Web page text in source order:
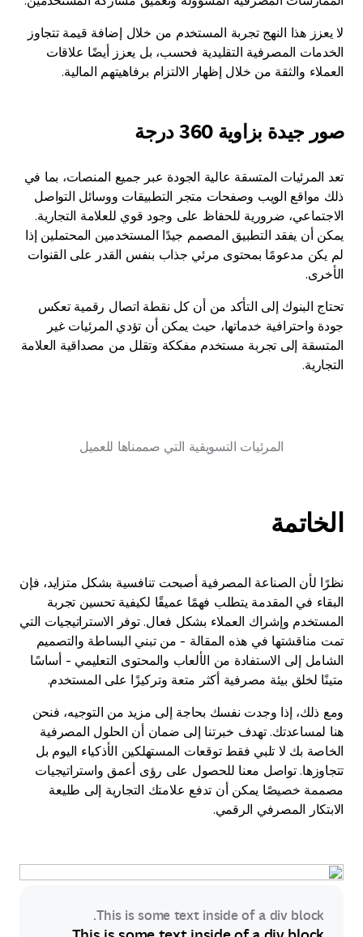
لا يعزز هذا النهج تجربة المستخدم من خلال إضافة قيمة تتجاوز
الخدمات المصرفية التقليدية فحسب، بل يعزز أيضًا علاقات
العملاء والثقة من خلال إظهار الالتزام برفاهيتهم المالية.
صور جيدة بزاوية 360 درجة
تعد المرئيات المتسقة عالية الجودة عبر جميع المنصات، بما في
ذلك مواقع الويب وصفحات متجر التطبيقات ووسائل التواصل
الاجتماعي، ضرورية للحفاظ على وجود قوي للعلامة التجارية.
يمكن أن يفقد التطبيق المصمم جيدًا المستخدمين المحتملين إذا
لم يكن مدعومًا بمحتوى مرئي جذاب بنفس القدر على القنوات
الأخرى.
تحتاج البنوك إلى التأكد من أن كل نقطة اتصال رقمية تعكس
جودة واحترافية خدماتها، حيث يمكن أن تؤدي المرئيات غير
المتسقة إلى تجربة مستخدم مفككة وتقلل من مصداقية العلامة
التجارية.
المرئيات التسويقية التي صممناها للعميل
الخاتمة
نظرًا لأن الصناعة المصرفية أصبحت تنافسية بشكل متزايد، فإن
البقاء في المقدمة يتطلب فهمًا عميقًا لكيفية تحسين تجربة
المستخدم وإشراك العملاء بشكل فعال. توفر الاستراتيجيات التي
تمت مناقشتها في هذه المقالة - من تبني البساطة والتصميم
الشامل إلى الاستفادة من الألعاب والمحتوى التعليمي - أساسًا
متينًا لخلق بيئة مصرفية أكثر متعة وتركيزًا على المستخدم.
ومع ذلك، إذا وجدت نفسك بحاجة إلى مزيد من التوجيه، فنحن
هنا لمساعدتك. تهدف خبرتنا إلى ضمان أن الحلول المصرفية
الخاصة بك لا تلبي فقط توقعات المستهلكين الأذكياء اليوم بل
تتجاوزها. تواصل معنا للحصول على رؤى أعمق واستراتيجيات
مصممة خصيصًا يمكن أن تدفع علامتك التجارية إلى طليعة
الابتكار المصرفي الرقمي.
This is some text inside of a div block.